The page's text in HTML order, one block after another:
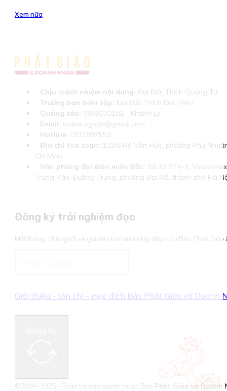
Xem nữa
Chịu trách nhiệm nội dung: Đại Đức Thích Quảng Tú
Trưởng ban biên tập: Đại Đức Thích Đức Hiển
Quảng cáo: 0989030102 - Khánh Ly
Email: online.pgvdn@gmail.com
Hotline: 0911997552
Địa chỉ tòa soạn: 133/8 Hồ Văn Huê, phường Phú
Chí Minh
Văn phòng đại diện miền Bắc: Số 32 BT4-3,
Trung Văn, Đường Trung, phường Đại Mỗ, thành phố Hà
Đăng ký trải nghiệm đọc
Mỗi tháng, chúng tôi sẽ gửi đến bạn mọi nhịp đập của Báo Phật Giáo
Giới thiệu - tôn chỉ - mục đích Báo Phật Giáo và Doanh
©2006-2025 - Toàn bộ bản quyền thuộc Báo Phật Giáo và Doanh